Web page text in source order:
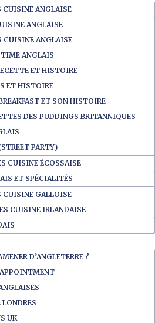
CUISINE ANGLAISE
ANGLAISE
CUISINE ANGLAISE
ANGLAIS
ET HISTOIRE
ET HISTOIRE
ET SON HISTOIRE
DES PUDDINGS BRITANNIQUES
PARTY)
CUISINE ÉCOSSAISE
ET SPÉCIALITÉS
CUISINE GALLOISE
CUISINE IRLANDAISE
D’ANGLETERRE ?
LONDRES
UK